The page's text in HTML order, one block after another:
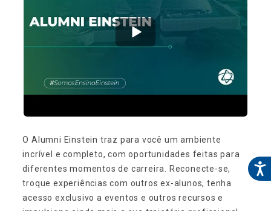
O Alumni Einstein traz para você um ambiente
incrível e completo, com oportunidades feitas para
diferentes momentos de carreira. Reconecte-se,
troque experiências com outros ex-alunos, tenha
acesso exclusivo a eventos e outros recursos e